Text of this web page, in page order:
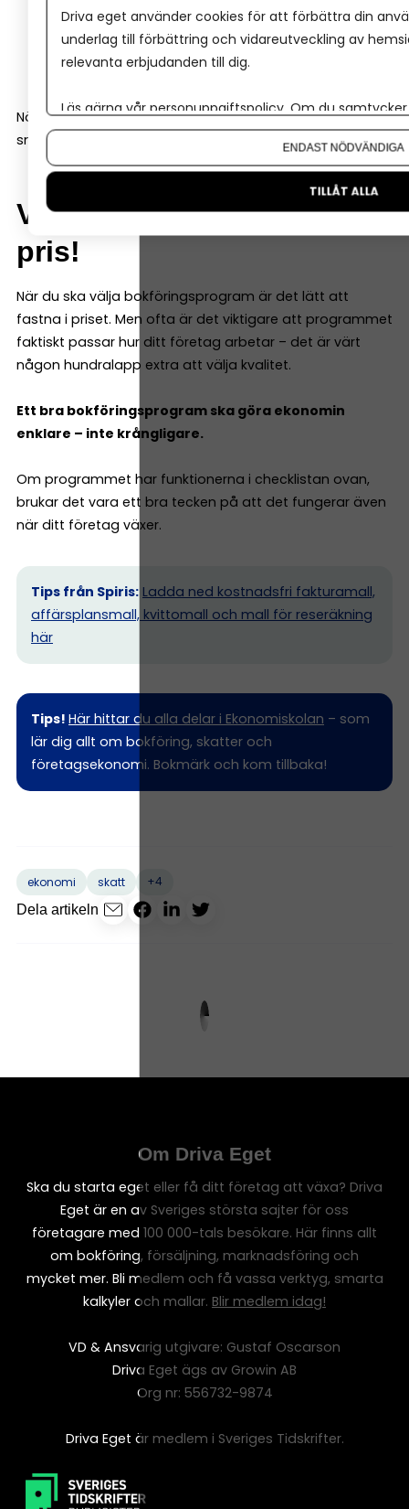
chatt eller telefon
guider och utbildningar
hjälpcenter online
När frågor uppstår är det skönt att kunna få hjälp
snabbt.
Välj funktioner, inte bara
pris!
När du ska välja bokföringsprogram är det lätt att
fastna i priset. Men ofta är det viktigare att programmet
faktiskt passar hur ditt företag arbetar – det är värt
någon hundralapp extra att välja kvalitet.
Ett bra bokföringsprogram ska göra ekonomin
enklare – inte krångligare.
Om programmet har funktionerna i checklistan ovan,
brukar det vara ett bra tecken på att det fungerar även
när ditt företag växer.
Tips från Spiris: Ladda ned kostnadsfri fakturamall,
affärsplansmall, kvittomall och mall för reseräkning
här
Tips! Här hittar du alla delar i Ekonomiskolan – som
lär dig allt om bokföring, skatter och
företagsekonomi. Bokmärk och kom tillbaka!
ekonomi skatt
+4
Dela artikeln
Om Driva Eget
Ska du starta eget eller få ditt företag att växa? Driva
Eget är en av Sveriges största sajter för oss
företagare med 100 000-tals besökare. Här finns allt
om bokföring, försäljning, marknadsföring och
mycket mer. Bli medlem och få vassa verktyg, smarta
kalkyler och mallar. Blir medlem idag!
VD & Ansvarig utgivare: Gustaf Oscarson
Driva Eget ägs av Growin AB
Org nr: 556732-9874
Driva Eget är medlem i Sveriges Tidskrifter.
Driva eget använder cookies för att förbättra din
underlag till förbättring och vidareutveckling av
relevanta erbjudanden till dig.
Läs gärna vår personuppgiftspolicy. Om du
Om du vill ändra ditt val i efterhand hittar du den
ENDAST NÖDVÄNDIGA
TILLÅT ALLA